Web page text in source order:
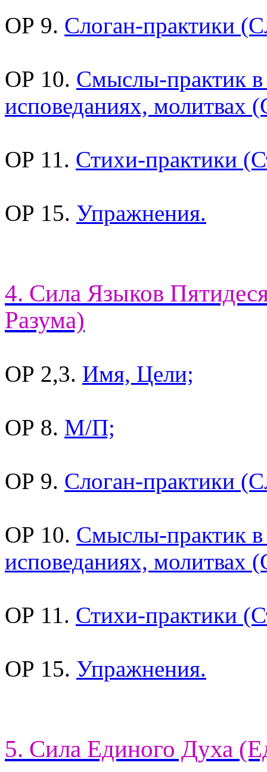
ОР 9. Слоган-практики
ОР 10. Смыслы-практик в
исповеданиях,
ОР 11. Стихи-практики
ОР 15. Упражнения.
4. Сила Языков
Разума)
ОР 2,3. Имя, Цели;
ОР 8. М/П;
ОР 9. Слоган-практики
ОР 10. Смыслы-практик в
исповеданиях,
ОР 11. Стихи-практики
ОР 15. Упражнения.
5. Сила Единого Духа